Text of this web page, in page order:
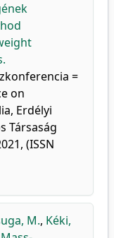
=
on
Erdélyi
Társaság
(ISSN
M., Kéki,